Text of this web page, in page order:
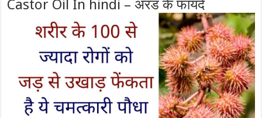
Castor Oil In hindi – अरंड के फायदे